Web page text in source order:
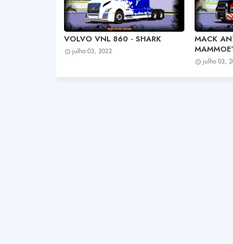
VOLVO VNL 860 - SHARK
julho 03, 2022
MACK
julho 03,